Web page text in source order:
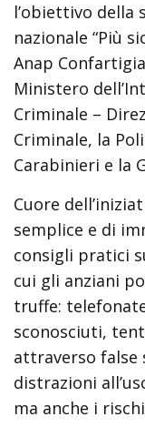
l’obiettivo della
nazionale “Più
Anap
Ministero
Criminale –
Criminale, la
Carabinieri e la
Cuore
semplice e di
consigli pratici
cui gli anziani
truffe:
sconosciuti,
attraverso false
distrazioni
ma anche i